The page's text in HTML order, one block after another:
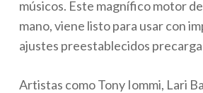
músicos. Este magnífico motor
mano, viene listo para usar con
ajustes preestablecidos
Artistas como Tony Iommi, Lari